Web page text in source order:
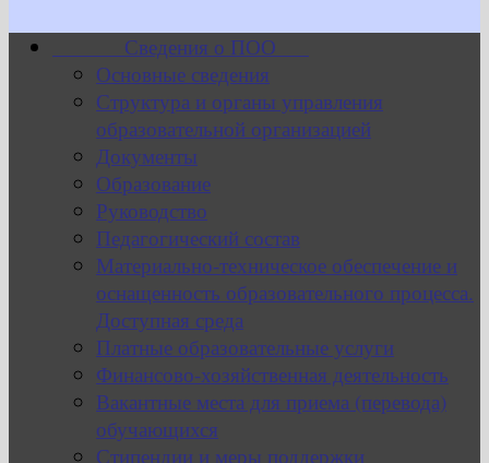
Сведения о ПОО
Основные сведения
Структура и органы управления
образовательной организацией
Документы
Образование
Руководство
Педагогический состав
Материально-техническое обеспечение и
оснащенность образовательного процесса.
Доступная среда
Платные образовательные услуги
Финансово-хозяйственная деятельность
Вакантные места для приема (перевода)
обучающихся
Стипендии и меры поддержки